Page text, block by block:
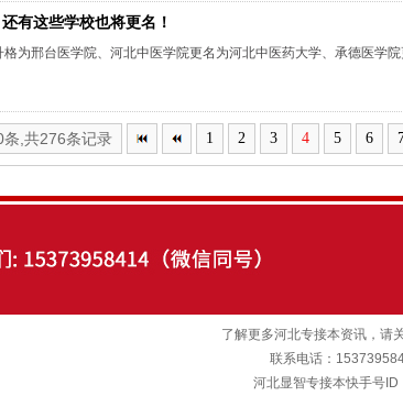
有这些学校也将更名！
为邢台医学院、河北中医学院更名为河北中医药大学、承德医学
,共276条记录 1 2 3 4 5 6
了解更多河北专接本资讯，请
联系电话：
河北显智专接本快手号ID